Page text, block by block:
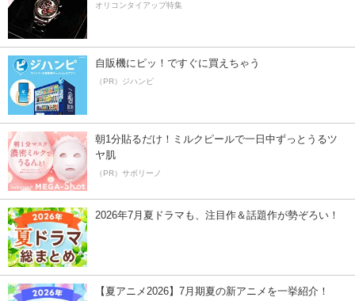
オリコンタイアップ特集
自販機にピッ！ですぐに買えちゃう
（PR）ジハンピ
朝1分貼るだけ！ミルクピールで一日中ずっとうるツ
ヤ肌
（PR）サボリーノ
2026年7月夏ドラマも、注目作＆話題作が勢ぞろい！
【夏アニメ2026】7月期夏の新アニメを一挙紹介！